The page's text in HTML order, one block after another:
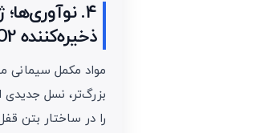
۴.
ذخیره‌کننده CO2
مواد مکمل سیمانی
را در ساختار بتن